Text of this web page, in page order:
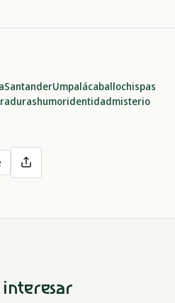
SantanderUmpalácaballochispas
humoridentidadmisterio